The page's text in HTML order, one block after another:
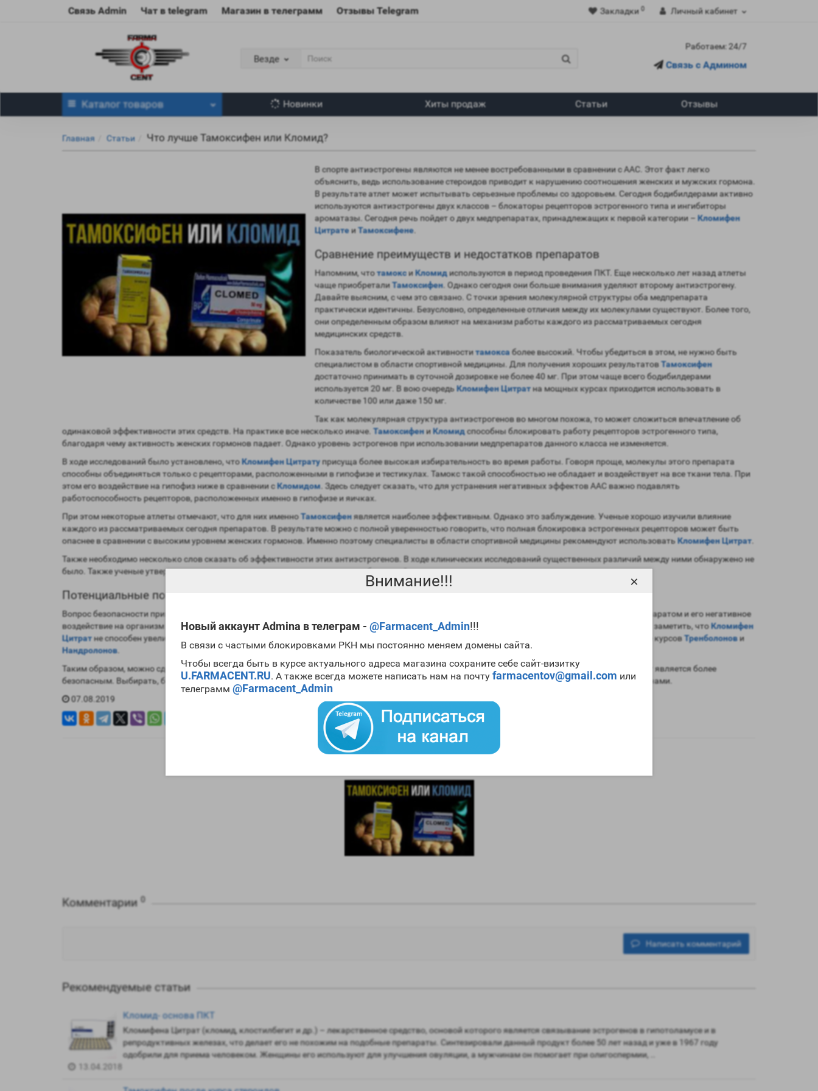
Внимание!!!
Новый аккаунт Admina в телеграм - @Farmacent_Admin!!!
В связи с частыми блокировками РКН мы постоянно меняем домены сайта.
Чтобы всегда быть в курсе актуального адреса магазина сохраните себе сайт-визитку
U.FARMACENT.RU. А также всегда можете написать нам на почту farmacentov@gmail.com или
телеграмм @Farmacent_Admin
×
Связь Admin Чат в telegram Магазин в телеграмм Отзывы Telegram Закладки 0 Личный кабинет
Везде
Работаем: 24/7
Связь с Админом
Каталог товаров Новинки Хиты продаж Статьи Отзывы
Главная Статьи Что лучше Тамоксифен или Кломид?
В спорте антиэстрогены являются не менее востребованными в сравнении с ААС. Этот факт легко
объяснить, ведь использование стероидов приводит к нарушению соотношения женских и мужских гормона.
В результате атлет может испытывать серьезные проблемы со здоровьем. Сегодня бодибилдерами активно
используются антиэстрогены двух классов – блокаторы рецепторов эстрогенного типа и ингибиторы
ароматазы. Сегодня речь пойдет о двух медпрепаратах, принадлежащих к первой категории – Кломифен
ЦитратеиТамоксифене
Сравнение преимуществ и недостатков препаратов
Напомним, чтотамоксиКломидиспользуются в период проведения ПКТ. Еще несколько лет назад атлеты
чаще приобреталиТамоксифен. Однако сегодня они больше внимания уделяют второму антиэстрогену.
Давайте выясним, с чем это связано. С точки зрения молекулярной структуры оба медпрепарата
практически идентичны. Безусловно, определенные отличия между их молекулами существуют. Более того,
они определенным образом влияют на механизм работы каждого из рассматриваемых сегодня
медицинских средств.
Показатель биологической активноститамоксаболее высокий. Чтобы убедиться в этом, не нужно быть
специалистом в области спортивной медицины. Для получения хороших результатовТамоксифен
достаточно принимать в суточной дозировке не более 40 мг. При этом чаще всего бодибилдерами
используется 20 мг. В вою очередьКломифен Цитратна мощных курсах приходится использовать в
количестве 100 или даже 150 мг.
Так как молекулярная структура антиэстрогенов во многом похожа, то может сложиться впечатление об
одинаковой эффективности этих средств. На практике все несколько иначе. ТамоксифениКломидспособны блокировать работу рецепторов эстрогенного типа,
благодаря чему активность женских гормонов падает. Однако уровень эстрогенов при использовании медпрепаратов данного класса не изменяется.
В ходе исследований было установлено, чтоКломифен Цитратуприсуща более высокая избирательность во время работы. Говоря проще, молекулы этого препарата
способны объединяться только с рецепторами, расположенными в гипофизе и тестикулах. Тамокс такой способностью не обладает и воздействует на все ткани тела. При
этом его воздействие на гипофиз ниже в сравнении сКломидом . Здесь следует сказать, что для устранения негативных эффектов ААС важно подавлять
работоспособность рецепторов, расположенных именно в гипофизе и яичках.
При этом некоторые атлеты отмечают, что для них именноТамоксифенявляется наиболее эффективным. Однако это заблуждение. Ученые хорошо изучили влияние
каждого из рассматриваемых сегодня препаратов. В результате можно с полной уверенностью говорить, что полная блокировка эстрогенных рецепторов может быть
опаснее в сравнении с высоким уровнем женских гормонов. Именно поэтому специалисты в области спортивной медицины рекомендуют использоватьКломифен Цитрат
Также необходимо несколько слов сказать об эффективности этих антиэстрогенов. В ходе клинических исследований существенных различий между ними обнаружено не
было. Также ученые утверждают, что многое в этом вопросе зависит от особенностей организма спортсмена.
Потенциальные побочные эффекты
Вопрос безопасности применения фармы должен стоять для любителей культуризма на первом месте.
является более современным препаратом и его негативное
воздействие на организм значительно ниже в сравнении с тамоксом. В первую очередь речь идет о показателе гепатотоксичности. также следует заметить, чтоКломифен
Цитратне способен увеличивать концентрацию рецепторов пролактина. Именно из-за этой особенности , его нельзя использовать после курсовТренболонови
Нандролонов.
Таким образом, можно сделать определенные выводы. Стоимость Кломида несколько выше в сравнении с Тамоксифеном. Однако этот препарат является более
безопасным. Выбирать, безусловно, вам. Мы просто хотели рассказать вам о главных отличиях между двумя самыми популярными антиэстрогенами.
07.08.2019
Комментарии 0
Написать комментарий
Рекомендуемые статьи
Кломид- основа ПКТ
Кломифена Цитрат (кломид, клостилбегит и др.) – лекарственное средство, основой которого является связывание эстрогенов в гипотоламусе и в
репродуктивных железах, что делает его не похожим на подобные препараты. Синтезировали данный продукт более 50 лет назад и уже в 1967 году
одобрили для приема человеком. Женщины его используют для улучшения овуляции, а мужчинам он помогает при олигоспермии, ..
13.04.2018